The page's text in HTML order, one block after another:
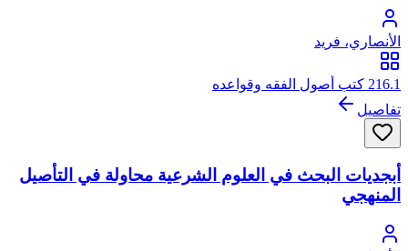
الأنصاري، فريد
216.1 كتب أصول الفقه وقواعده
تفاصيل
أبجديات البحث في العلوم الشرعية محاولة في التأصيل
المنهجي